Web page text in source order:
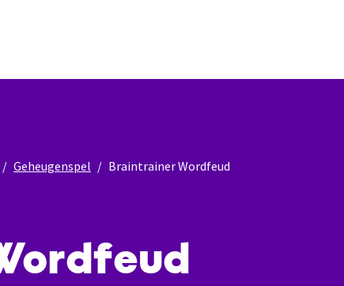
Geheugenspel Braintrainer Wordfeud